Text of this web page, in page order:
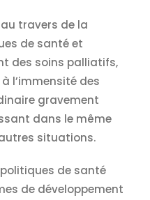
travers de la
de santé et
des soins palliatifs,
l’immensité des
gravement
dans le même
situations.
de santé
de développement